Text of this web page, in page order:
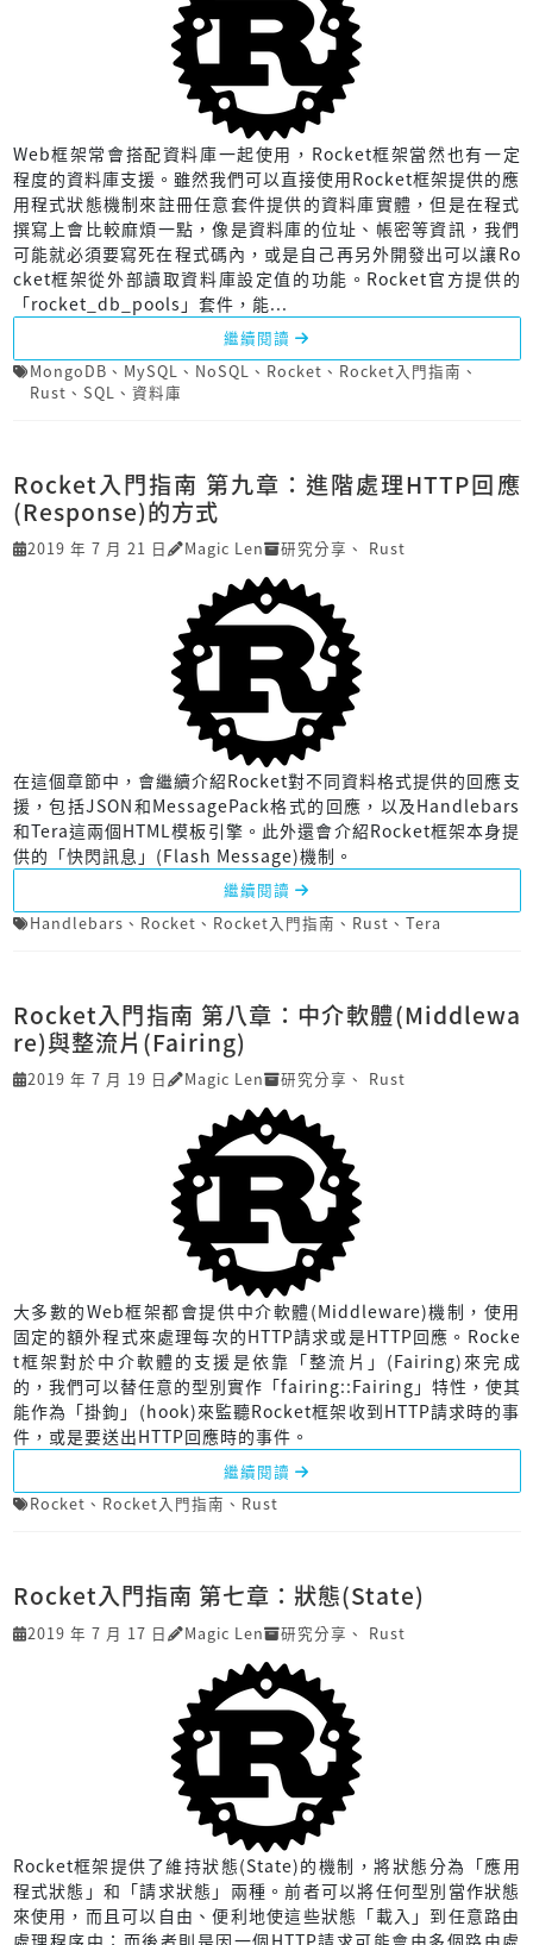
Web框架常會搭配資料庫一起使用，Rocket框架當然也有一定
程度的資料庫支援。雖然我們可以直接使用Rocket框架提供的應
用程式狀態機制來註冊任意套件提供的資料庫實體，但是在程式
撰寫上會比較麻煩一點，像是資料庫的位址、帳密等資訊，我們
可能就必須要寫死在程式碼內，或是自己再另外開發出可以讓Ro
cket框架從外部讀取資料庫設定值的功能。Rocket官方提供的
「rocket_db_pools」套件，能...
繼續閱讀
MongoDB 、 MySQL 、 NoSQL 、 Rocket 、 Rocket入門指南 、
Rust 、 SQL 、 資料庫
Rocket入門指南 第九章：進階處理HTTP回應
(Response)的方式
2019 年 7 月 21 日 Magic Len 研究分享 、 Rust
在這個章節中，會繼續介紹Rocket對不同資料格式提供的回應支
援，包括JSON和MessagePack格式的回應，以及Handlebars
和Tera這兩個HTML模板引擎。此外還會介紹Rocket框架本身提
供的「快閃訊息」(Flash Message)機制。
繼續閱讀
Handlebars 、 Rocket 、 Rocket入門指南 、 Rust 、 Tera
Rocket入門指南 第八章：中介軟體(Middlewa
re)與整流片(Fairing)
2019 年 7 月 19 日 Magic Len 研究分享 、 Rust
大多數的Web框架都會提供中介軟體(Middleware)機制，使用
固定的額外程式來處理每次的HTTP請求或是HTTP回應。Rocke
t框架對於中介軟體的支援是依靠「整流片」(Fairing)來完成
的，我們可以替任意的型別實作「fairing::Fairing」特性，使其
能作為「掛鉤」(hook)來監聽Rocket框架收到HTTP請求時的事
件，或是要送出HTTP回應時的事件。
繼續閱讀
Rocket 、 Rocket入門指南 、 Rust
Rocket入門指南 第七章：狀態(State)
2019 年 7 月 17 日 Magic Len 研究分享 、 Rust
Rocket框架提供了維持狀態(State)的機制，將狀態分為「應用
程式狀態」和「請求狀態」兩種。前者可以將任何型別當作狀態
來使用，而且可以自由、便利地使這些狀態「載入」到任意路由
處理程序中；而後者則是因一個HTTP請求可能會由多個路由處